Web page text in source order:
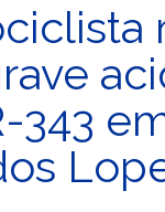
343